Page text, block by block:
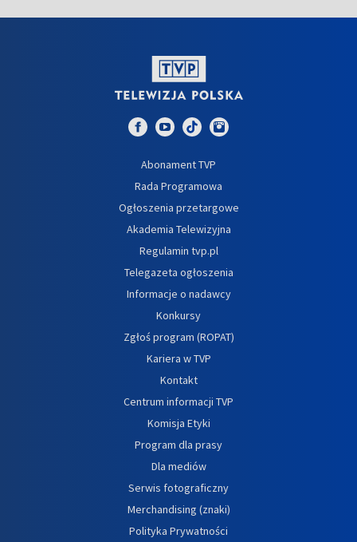
Abonament TVP
Rada Programowa
Ogłoszenia przetargowe
Akademia Telewizyjna
Regulamin tvp.pl
Telegazeta ogłoszenia
Informacje o nadawcy
Konkursy
Zgłoś program (ROPAT)
Kariera w TVP
Kontakt
Centrum informacji TVP
Komisja Etyki
Program dla prasy
Dla mediów
Serwis fotograficzny
Merchandising (znaki)
Polityka Prywatności